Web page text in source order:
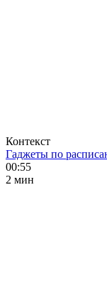
Контекст
Гаджеты по
00:55
2 мин